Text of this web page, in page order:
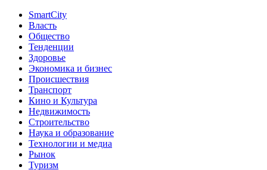
SmartCity
Власть
Общество
Тенденции
Здоровье
Экономика и бизнес
Происшествия
Транспорт
Кино и Культура
Недвижимость
Строительство
Наука и образование
Технологии и медиа
Рынок
Туризм